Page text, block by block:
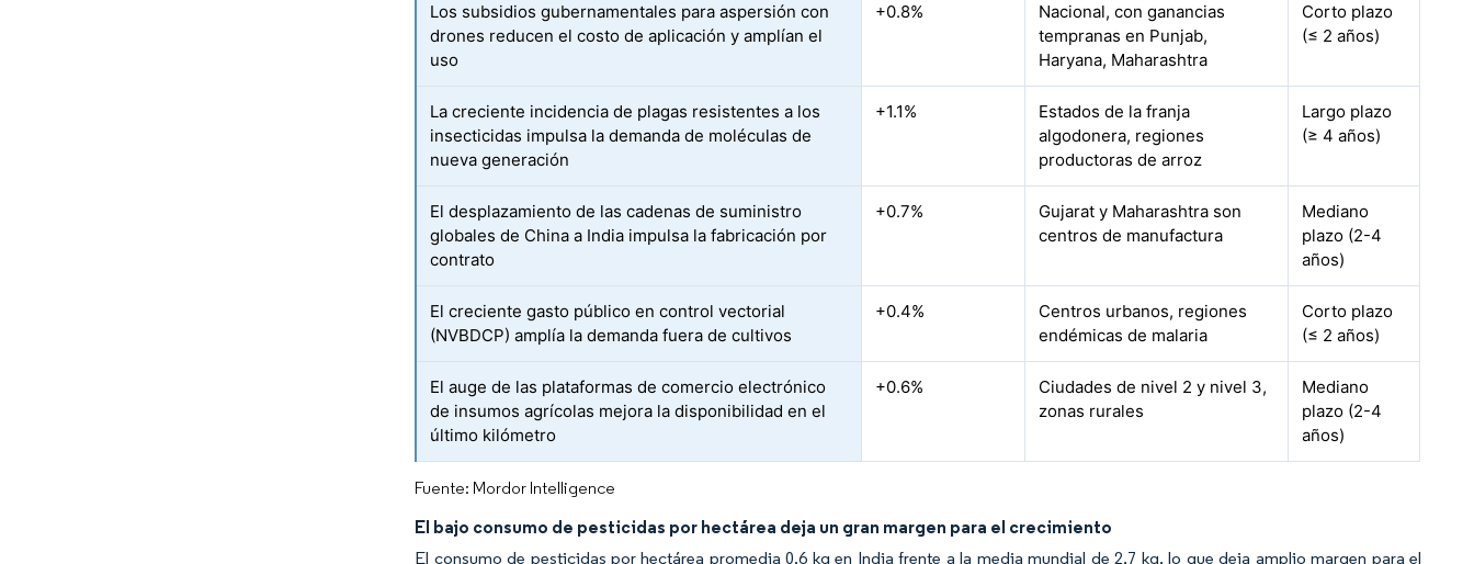
Los subsidios gubernamentales para aspersión con
drones reducen el costo de aplicación y amplían el
uso
+0.8%
Nacional, con ganancias
tempranas en Punjab,
Haryana, Maharashtra
Corto plazo
(≤ 2 años)
La creciente incidencia de plagas resistentes a los
insecticidas impulsa la demanda de moléculas de
nueva generación
+1.1%
Estados de la franja
algodonera, regiones
productoras de arroz
Largo plazo
(≥ 4 años)
El desplazamiento de las cadenas de suministro
globales de China a India impulsa la fabricación por
contrato
+0.7%
Gujarat y Maharashtra son
centros de manufactura
Mediano
plazo (2-4
años)
El creciente gasto público en control vectorial
(NVBDCP) amplía la demanda fuera de cultivos
+0.4%
Centros urbanos, regiones
endémicas de malaria
Corto plazo
(≤ 2 años)
El auge de las plataformas de comercio electrónico
de insumos agrícolas mejora la disponibilidad en el
último kilómetro
+0.6%
Ciudades de nivel 2 y nivel 3,
zonas rurales
Mediano
plazo (2-4
años)
Fuente: Mordor Intelligence
El bajo consumo de pesticidas por hectárea deja un gran margen para el crecimiento
El consumo de pesticidas por hectárea promedia 0,6 kg en India frente a la media mundial de 2,7 kg, lo que deja amplio margen para el